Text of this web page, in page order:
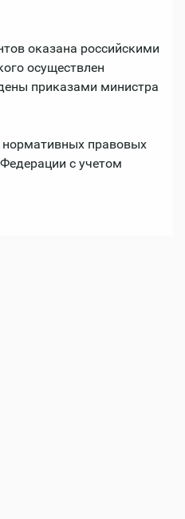
оказана российскими
осуществлен
приказами министра
правовых
с учетом